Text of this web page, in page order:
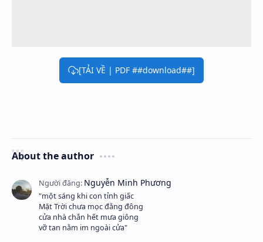
[TẢI VỀ | PDF ##download##]
About the author
"một sáng khi con tỉnh giấc
Mặt Trời chưa mọc đằng đông
cửa nhà chắn hết mưa giông
vỡ tan nằm im ngoài cửa"